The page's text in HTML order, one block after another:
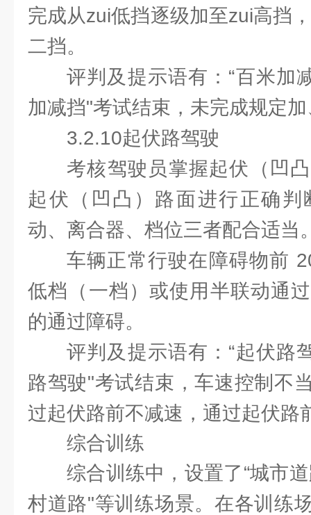
完成从zui低挡逐级加至zui高挡
二挡。
评判及提示语有：“百米加
加减挡"考试结束，未完成规定
3.2.10起伏路驾驶
考核驾驶员掌握起伏（凹
起伏（凹凸）路面进行正确
动、离合器、档位三者配合适当
车辆正常行驶在障碍物前
低档（一档）或使用半联动通
的通过障碍。
评判及提示语有：“起伏路
路驾驶"考试结束，车速控制不
过起伏路前不减速，通过起伏路
综合训练
综合训练中，设置了“城市
村道路"等训练场景。在各训练